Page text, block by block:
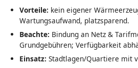
Vorteile: kein eigener
Wartungsaufwand, platzsparend.
Beachte: Bindung an Netz &
Grundgebühren; Verfügbarkeit
Einsatz: Stadtlagen/Quartiere mit